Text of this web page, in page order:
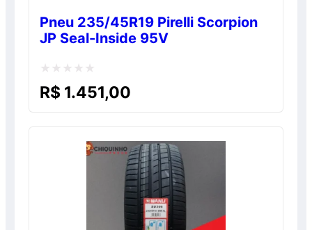
Pneu 235/45R19 Pirelli Scorpion
JP Seal-Inside 95V
Avaliação
R$ 1.451,00